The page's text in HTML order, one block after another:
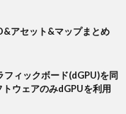
アセット&マップまとめ
ィックボード(dGPU)を同
ウェアのみdGPUを利用